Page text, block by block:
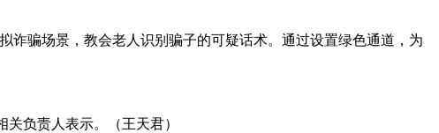
诈骗场景，教会老人识别骗子的可疑话术。通过设置绿色通道，为
负责人表示。（王天君）